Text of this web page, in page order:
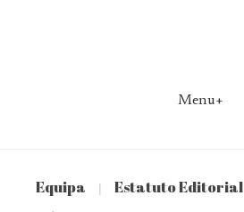
Menu+
Equipa | Estatuto Editorial